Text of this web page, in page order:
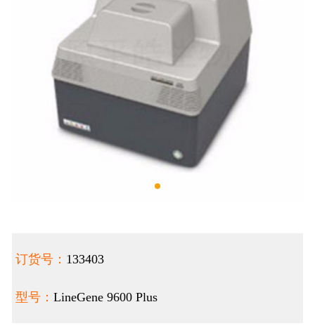
订货号： 133403
型号： LineGene 9600 Plus